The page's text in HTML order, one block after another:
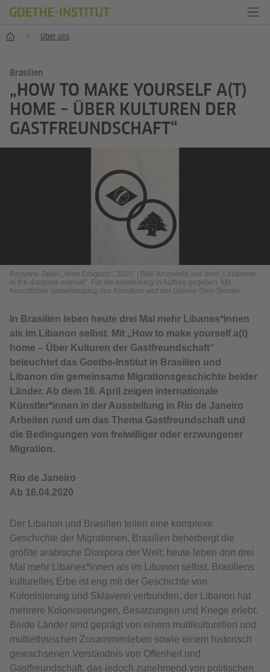
Start Über uns
Brasilien
„HOW TO MAKE YOURSELF A(T)
HOME – ÜBER KULTUREN DER
GASTFREUNDSCHAFT“
Rayyane Tabet „Venn Diagram“, 2020.
Bild: Archivbild aus dem „Lebanese
in the diaspora manual“. Für die Ausstellung in Auftrag gegeben. Mit
freundlicher Genehmigung des Künstlers und der Galerie Sfeir-Semler
In Brasilien leben heute drei Mal mehr Libanes*innen
als im Libanon selbst. Mit „How to make yourself a(t)
home – Über Kulturen der Gastfreundschaft“
beleuchtet das Goethe-Institut in Brasilien und
Libanon die gemeinsame Migrationsgeschichte beider
Länder. Ab dem 16. April zeigen internationale
Künstler*innen in der Ausstellung in Rio de Janeiro
Arbeiten rund um das Thema Gastfreundschaft und
die Bedingungen von freiwilliger oder erzwungener
Migration.
Rio de Janeiro
Ab 16.04.2020
Der Libanon und Brasilien teilen eine komplexe
Geschichte der Migrationen. Brasilien beherbergt die
größte arabische Diaspora der Welt; heute leben dort drei
Mal mehr Libanes*innen als im Libanon selbst. Brasiliens
kulturelles Erbe ist eng mit der Geschichte von
Kolonisierung und Sklaverei verbunden, der Libanon hat
mehrere Kolonisierungen, Besatzungen und Kriege erlebt.
Beide Länder sind geprägt von einem multikulturellen und
multiethnischen Zusammenleben sowie einem historisch
gewachsenen Verständnis von Offenheit und
Gastfreundschaft, das jedoch zunehmend von politischen